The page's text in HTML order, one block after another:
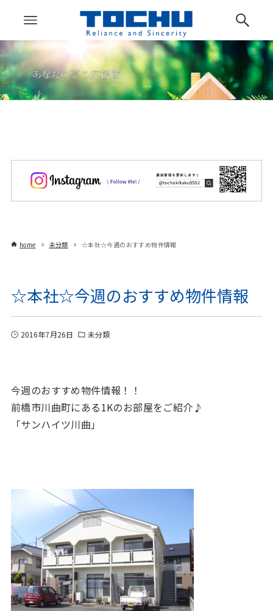
home 未分類 ☆本社☆今週のおすすめ物件情報
☆本社☆今週のおすすめ物件情報
2016年7月26日 未分類
今週のおすすめ物件情報！！
前橋市川曲町にある1Kのお部屋をご紹介♪
「サンハイツ川曲」